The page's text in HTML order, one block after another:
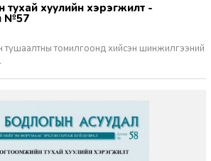
№57
томилгоонд хийсэн шинжилгээний